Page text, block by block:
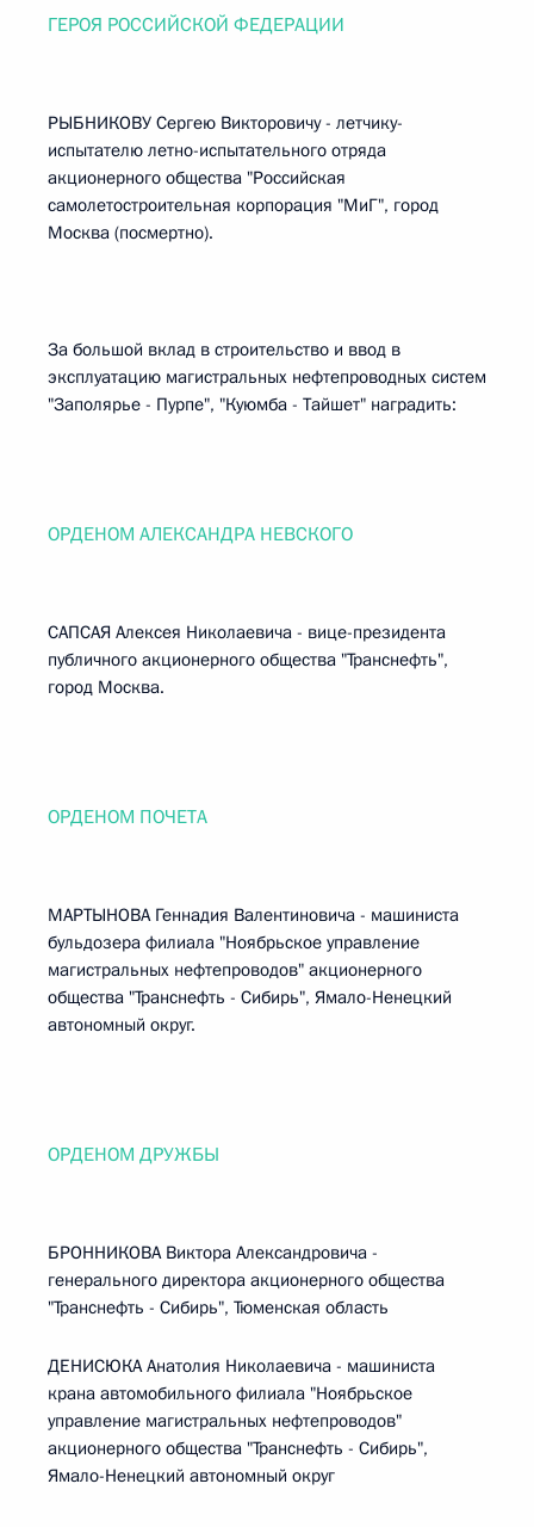
ГЕРОЯ РОССИЙСКОЙ ФЕДЕРАЦИИ
РЫБНИКОВУ Сергею Викторовичу - летчику-
испытателю летно-испытательного отряда
акционерного общества "Российская
самолетостроительная корпорация "МиГ", город
Москва (посмертно).
За большой вклад в строительство и ввод в
эксплуатацию магистральных нефтепроводных систем
"Заполярье - Пурпе", "Куюмба - Тайшет" наградить:
ОРДЕНОМ АЛЕКСАНДРА НЕВСКОГО
САПСАЯ Алексея Николаевича - вице-президента
публичного акционерного общества "Транснефть",
город Москва.
ОРДЕНОМ ПОЧЕТА
МАРТЫНОВА Геннадия Валентиновича - машиниста
бульдозера филиала "Ноябрьское управление
магистральных нефтепроводов" акционерного
общества "Транснефть - Сибирь", Ямало-Ненецкий
автономный округ.
ОРДЕНОМ ДРУЖБЫ
БРОННИКОВА Виктора Александровича -
генерального директора акционерного общества
"Транснефть - Сибирь", Тюменская область
ДЕНИСЮКА Анатолия Николаевича - машиниста
крана автомобильного филиала "Ноябрьское
управление магистральных нефтепроводов"
акционерного общества "Транснефть - Сибирь",
Ямало-Ненецкий автономный округ